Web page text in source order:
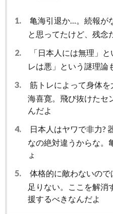
1.
亀海引退か…。続報が
と思ってたけど、残念
2.
「日本人には無理」
レは悪」という謎理論
3.
筋トレによって身体
海喜寛。飛び抜けたセ
んだよ
4.
日本人はヤワで非力?
なの絶対違うからな。
ょ
5.
体格的に敵わないの
足りない。ここを解消
援するべきなんだよ